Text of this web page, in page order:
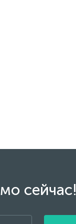
сейчас!